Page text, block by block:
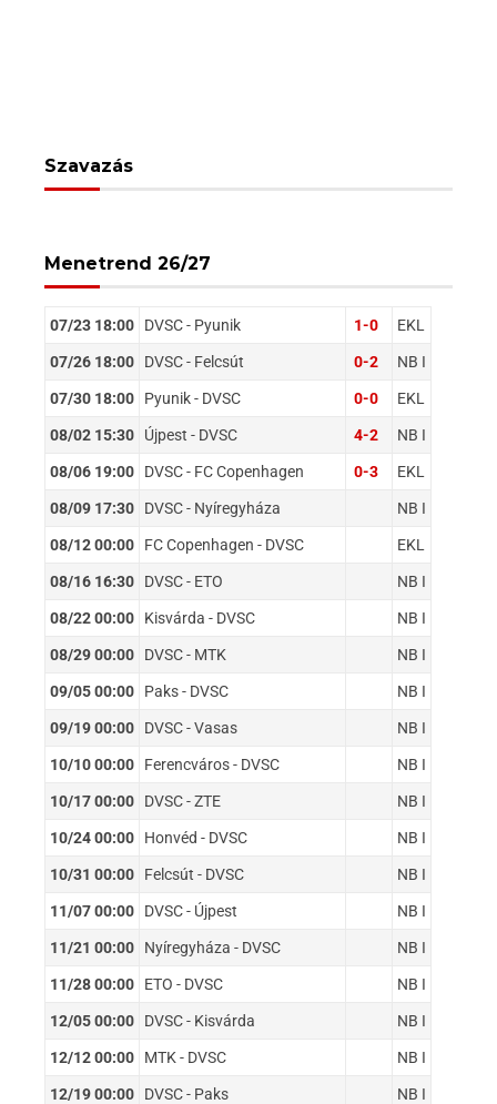
Szavazás
Menetrend 26/27
07/23 18:00 DVSC - Pyunik 1-0 EKL
07/26 18:00 DVSC - Felcsút 0-2 NB I
07/30 18:00 Pyunik - DVSC 0-0 EKL
08/02 15:30 Újpest - DVSC 4-2 NB I
08/06 19:00 DVSC - FC Copenhagen 0-3 EKL
08/09 17:30 DVSC - Nyíregyháza NB I
08/12 00:00 FC Copenhagen - DVSC EKL
08/16 16:30 DVSC - ETO NB I
08/22 00:00 Kisvárda - DVSC NB I
08/29 00:00 DVSC - MTK NB I
09/05 00:00 Paks - DVSC NB I
09/19 00:00 DVSC - Vasas NB I
10/10 00:00 Ferencváros - DVSC NB I
10/17 00:00 DVSC - ZTE NB I
10/24 00:00 Honvéd - DVSC NB I
10/31 00:00 Felcsút - DVSC NB I
11/07 00:00 DVSC - Újpest NB I
11/21 00:00 Nyíregyháza - DVSC NB I
11/28 00:00 ETO - DVSC NB I
12/05 00:00 DVSC - Kisvárda NB I
12/12 00:00 MTK - DVSC NB I
12/19 00:00 DVSC - Paks NB I